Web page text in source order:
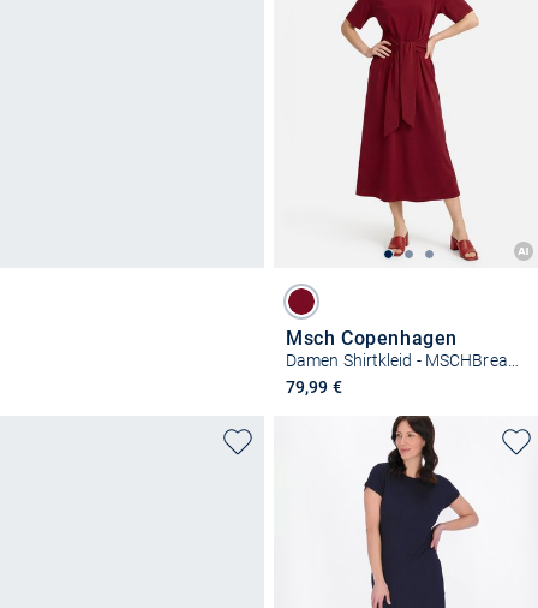
Msch Copenhagen
Damen Shirtkleid - MSCHBreanne Noriel
79,99 €